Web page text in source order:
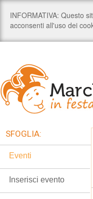
SFOGLIA:
Eventi
Inserisci evento